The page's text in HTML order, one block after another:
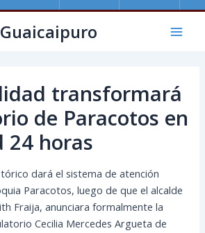
Main
transformará
de Paracotos en
24 horas
dará el sistema de atención
Paracotos, luego de que el alcalde
Fraija, anunciara formalmente la
Cecilia Mercedes Argueta de